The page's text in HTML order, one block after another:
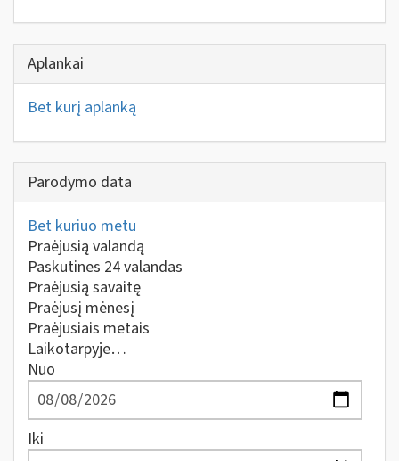
Aplankai
Bet kurį aplanką
Parodymo data
Bet kuriuo metu
Praėjusią valandą
Paskutines 24 valandas
Praėjusią savaitę
Praėjusį mėnesį
Praėjusiais metais
Laikotarpyje…
Nuo
Iki